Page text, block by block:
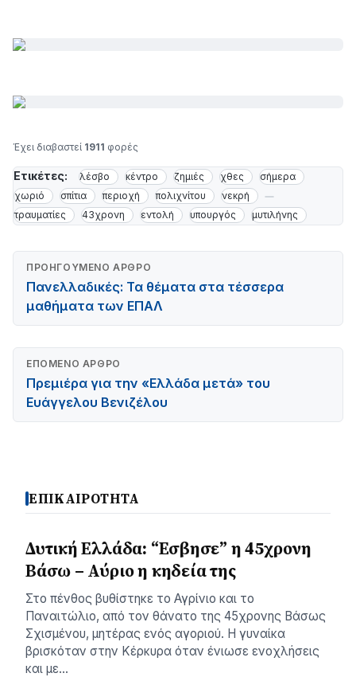
Έχει διαβαστεί 1911 φορές
Ετικέτες: λέσβο κέντρο ζημιές χθες
σήμερα
χωριό
σπίτια περιοχή πολιχνίτου
νεκρή
τραυματίες
43χρονη εντολή υπουργός μυτιλήνης
ΠΡΟΗΓΟΎΜΕΝΟ ΆΡΘΡΟ
Πανελλαδικές: Τα θέματα στα τέσσερα
μαθήματα των ΕΠΑΛ
ΕΠΌΜΕΝΟ ΆΡΘΡΟ
Πρεμιέρα για την «Ελλάδα μετά» του
Ευάγγελου Βενιζέλου
ΕΠΙΚΑΙΡΟΤΗΤΑ
Δυτική Ελλάδα: “Εσβησε” η 45χρονη
Βάσω – Αύριο η κηδεία της
Στο πένθος βυθίστηκε το Αγρίνιο και το
Παναιτώλιο, από τον θάνατο της 45χρονης Βάσως
Σχισμένου, μητέρας ενός αγοριού. Η γυναίκα
βρισκόταν στην Κέρκυρα όταν ένιωσε ενοχλήσεις
και με…